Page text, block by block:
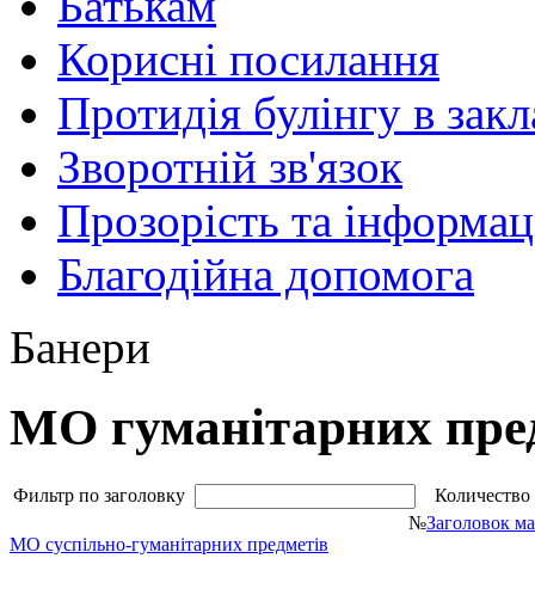
Корисні посилання
Протидія булінгу в
Зворотній зв'язок
Прозорість та
Благодійна допомога
Банери
МО гуманітарних
Фильтр по заголовку
№Заголовок
МО суспільно-гуманітарних предметів